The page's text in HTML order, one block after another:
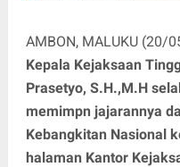
AMBON, MALUKU (20/
Kepala Kejaksaan
Prasetyo, S.H.,M.H
memimpn jajarannya
Kebangkitan Nasional
halaman Kantor